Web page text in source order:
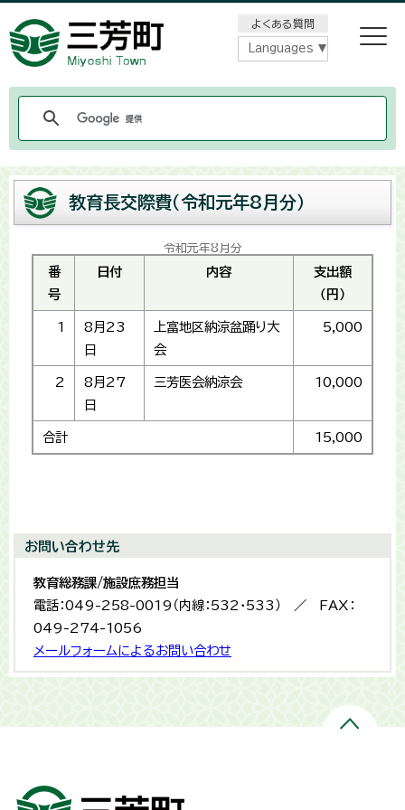
よくある質問
Languages
教育長交際費（令和元年8月分）
令和元年8月分
番
号
日付 内容
支出額
（円）
1
8月23
日
上富地区納涼盆踊り大
会
5,000
2
8月27
日
三芳医会納涼会 10,000
合計 15,000
お問い合わせ先
教育総務課/施設庶務担当
電話：049-258-0019（内線：532・533） ／ FAX：
049-274-1056
メールフォームによるお問い合わせ